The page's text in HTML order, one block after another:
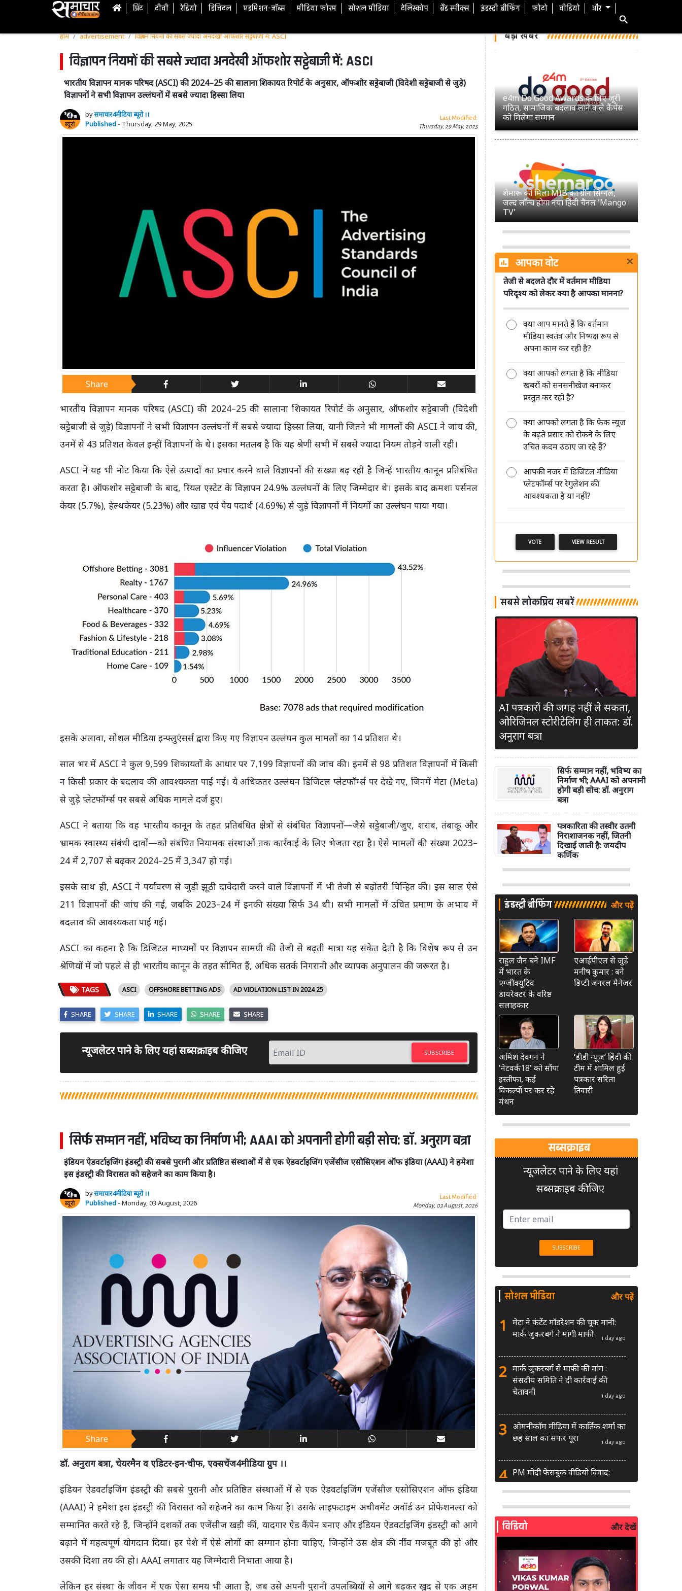
प्रिंट टीवी रेडियो डिजिटल एडमिशन-जॉब्स मीडिया फोरम सोशल मीडिया टेलिस्कोप ब्रैंड स्पीक्स इंडस्ट्री ब्रीफिंग फोटो वीडियो और
होम advertisement विज्ञापन नियमों की सबसे ज्यादा अनदेखी ऑफशोर सट्टेबाजी में: ASCI
विज्ञापन नियमों की सबसे ज्यादा अनदेखी ऑफशोर सट्टेबाजी में: ASCI
भारतीय विज्ञापन मानक परिषद (ASCI) की 2024–25 की सालाना शिकायत रिपोर्ट के अनुसार, ऑफशोर सट्टेबाजी (विदेशी सट्टेबाजी से जुड़े)
विज्ञापनों ने सभी विज्ञापन उल्लंघनों में सबसे ज्यादा हिस्सा लिया
byसमाचार4मीडिया ब्यूरो ।।
Published - Thursday, 29 May, 2025
Last Modified:
Thursday, 29 May, 2025
Share
भारतीय विज्ञापन मानक परिषद (ASCI) की 2024–25 की सालाना शिकायत रिपोर्ट के अनुसार, ऑफशोर सट्टेबाजी (विदेशी
सट्टेबाजी से जुड़े) विज्ञापनों ने सभी विज्ञापन उल्लंघनों में सबसे ज्यादा हिस्सा लिया, यानी जितने भी मामलों की ASCI ने जांच की,
उनमें से 43 प्रतिशत केवल इन्हीं विज्ञापनों के थे। इसका मतलब है कि यह श्रेणी सभी में सबसे ज्यादा नियम तोड़ने वाली रही।
ASCI ने यह भी नोट किया कि ऐसे उत्पादों का प्रचार करने वाले विज्ञापनों की संख्या बढ़ रही है जिन्हें भारतीय कानून प्रतिबंधित
करता है। ऑफशोर सट्टेबाजी के बाद, रियल एस्टेट के विज्ञापन 24.9% उल्लंघनों के लिए जिम्मेदार थे। इसके बाद क्रमशः पर्सनल
केयर (5.7%), हेल्थकेयर (5.23%) और खाद्य एवं पेय पदार्थ (4.69%) से जुड़े विज्ञापनों में नियमों का उल्लंघन पाया गया।
इसके अलावा, सोशल मीडिया इन्फ्लुएंसर्स द्वारा किए गए विज्ञापन उल्लंघन कुल मामलों का 14 प्रतिशत थे।
साल भर में ASCI ने कुल 9,599 शिकायतों के आधार पर 7,199 विज्ञापनों की जांच की। इनमें से 98 प्रतिशत विज्ञापनों में किसी
न किसी प्रकार के बदलाव की आवश्यकता पाई गई। ये अधिकतर उल्लंघन डिजिटल प्लेटफॉर्म्स पर देखे गए, जिनमें मेटा (Meta)
से जुड़े प्लेटफॉर्म्स पर सबसे अधिक मामले दर्ज हुए।
ASCI ने बताया कि वह भारतीय कानून के तहत प्रतिबंधित क्षेत्रों से संबंधित विज्ञापनों—जैसे सट्टेबाजी/जुए, शराब, तंबाकू और
भ्रामक स्वास्थ्य संबंधी दावों—को संबंधित नियामक संस्थाओं तक कार्रवाई के लिए भेजता रहा है। ऐसे मामलों की संख्या 2023–
24 में 2,707 से बढ़कर 2024–25 में 3,347 हो गई।
इसके साथ ही, ASCI ने पर्यावरण से जुड़ी झूठी दावेदारी करने वाले विज्ञापनों में भी तेजी से बढ़ोतरी चिन्हित की। इस साल ऐसे
211 विज्ञापनों की जांच की गई, जबकि 2023–24 में इनकी संख्या सिर्फ 34 थी। सभी मामलों में उचित प्रमाण के अभाव में
बदलाव की आवश्यकता पाई गई।
ASCI का कहना है कि डिजिटल माध्यमों पर विज्ञापन सामग्री की तेजी से बढ़ती मात्रा यह संकेत देती है कि विशेष रूप से उन
श्रेणियों में जो पहले से ही भारतीय कानून के तहत सीमित हैं, अधिक सतर्क निगरानी और व्यापक अनुपालन की जरूरत है।
TAGS ASCI OFFSHORE BETTING ADS AD VIOLATION LIST IN 2024 25
SHARE SHARE SHARE SHARE SHARE
न्यूजलेटर पाने के लिए यहां सब्सक्राइब कीजिए SUBSCRIBE
सिर्फ सम्मान नहीं, भविष्य का निर्माण भी; AAAI को अपनानी होगी बड़ी सोच: डॉ. अनुराग बत्रा
इंडियन ऐडवर्टाइजिंग इंडस्ट्री की सबसे पुरानी और प्रतिष्ठित संस्थाओं में से एक ऐडवर्टाइजिंग एजेंसीज एसोसिएशन ऑफ इंडिया (AAAI) ने हमेशा
इस इंडस्ट्री की विरासत को सहेजने का काम किया है।
byसमाचार4मीडिया ब्यूरो ।।
Published - Monday, 03 August, 2026
Last Modified:
Monday, 03 August, 2026
Share
डॉ. अनुराग बत्रा, चेयरमैन व एडिटर-इन-चीफ, एक्सचेंज4मीडिया ग्रुप ।।
इंडियन ऐडवर्टाइजिंग इंडस्ट्री की सबसे पुरानी और प्रतिष्ठित संस्थाओं में से एक ऐडवर्टाइजिंग एजेंसीज एसोसिएशन ऑफ इंडिया
(AAAI) ने हमेशा इस इंडस्ट्री की विरासत को सहेजने का काम किया है। उसके लाइफटाइम अचीवमेंट अवॉर्ड उन प्रोफेशनल्स को
सम्मानित करते रहे हैं, जिन्होंने दशकों तक एजेंसीज खड़ी कीं, यादगार ऐड कैंपेन बनाए और इंडियन ऐडवर्टाइजिंग इंडस्ट्री को आगे
बढ़ाने में महत्वपूर्ण योगदान दिया। हर पेशे में ऐसे लोगों का सम्मान होना चाहिए, जिन्होंने उस क्षेत्र की नींव मजबूत की हो और
उसकी दिशा तय की हो। AAAI लगातार यह जिम्मेदारी निभाता आया है।
लेकिन हर संस्था के जीवन में एक ऐसा समय भी आता है, जब उसे अपनी पुरानी उपलब्धियों से आगे बढ़कर खुद से एक अहम
बड़ी खबरें
e4m Do Good Awards के लिए जूरी
गठित, सामाजिक बदलाव लाने वाले कैंपेंस
को मिलेगा सम्मान
शेमारू को मिला MIB का ग्रीन सिग्नल,
जल्द लॉन्च होगा नया हिंदी चैनल 'Mango
TV'
डीपफेक पर सरकार की सख्ती जारी, संसद
में बताया- अब 3 घंटे में हटाना होगा
गैरकानूनी कंटेंट
पिछले एक साल में प्रसार भारती की
संपादकीय स्वतंत्रता को लेकर नहीं मिली
कोई शिकायत: सरकार
AI की रफ्तार बनाम पत्रकारिता का भरोसा,
'मीडिया संवाद' में विशेषज्ञों ने रखी अपनी
बेबाक राय
आपका वोट ×
तेजी से बदलते दौर में वर्तमान मीडिया
परिदृश्य को लेकर क्या है आपका मानना?
क्या आप मानते हैं कि वर्तमान
मीडिया स्वतंत्र और निष्पक्ष रूप से
अपना काम कर रही है?
क्या आपको लगता है कि मीडिया
खबरों को सनसनीखेज बनाकर
प्रस्तुत कर रही है?
क्या आपको लगता है कि फेक न्यूज
के बढ़ते प्रसार को रोकने के लिए
उचित कदम उठाए जा रहे हैं?
आपकी नजर में डिजिटल मीडिया
प्लेटफॉर्म्स पर रेगुलेशन की
आवश्यकता है या नहीं?
VOTE VIEW RESULT
सबसे लोकप्रिय खबरें
AI पत्रकारों की जगह नहीं ले सकता,
ओरिजिनल स्टोरीटेलिंग ही ताकत: डॉ.
अनुराग बत्रा
सिर्फ सम्मान नहीं, भविष्य का
निर्माण भी; AAAI को अपनानी
होगी बड़ी सोच: डॉ. अनुराग
बत्रा
पत्रकारिता की तस्वीर उतनी
निराशाजनक नहीं, जितनी
दिखाई जाती है: जयदीप
कर्णिक
इंडस्ट्री ब्रीफिंग और पढ़ें
राहुल जैन बने IMF
में भारत के
एग्जीक्यूटिव
डायरेक्टर के वरिष्ठ
सलाहकार
एआईपीएल से जुड़े
मनीष कुमार : बने
डिप्टी जनरल मैनेजर
अमिश देवगन ने
'नेटवर्क18' को सौंपा
इस्तीफा, कई
विकल्पों पर कर रहे
मंथन
‘डीडी न्यूज’ हिंदी की
टीम में शामिल हुईं
पत्रकार सरिता
तिवारी
सब्सक्राइब
न्यूजलेटर पाने के लिए यहां
सब्सक्राइब कीजिए
सोशल मीडिया और पढ़ें
1
मेटा ने कंटेंट मॉडरेशन की चूक मानी:
मार्क जुकरबर्ग ने मांगी माफी
1 day ago
2 मार्क जुकरबर्ग से माफी की मांग :
संसदीय समिति ने दी कार्रवाई की
चेतावनी
1 day ago
3 ओमनीकॉम मीडिया में कार्तिक शर्मा का
छह साल का सफर पूरा
1 day ago
4 PM मोदी फेसबुक वीडियो विवाद:
MeitY से मिलेगी मेटा की ग्लोबल टीम
5 AI से बने फर्जी पोस्ट पर LinkedIn
की सख्ती: लॉन्च किए नए मॉडरेशन
6
सरकार दे रही बड़ा मौका: शॉर्ट वीडियो
बनाने वाले क्रिएटर्स जीत सकते हैं ₹5
विडियो और देखें